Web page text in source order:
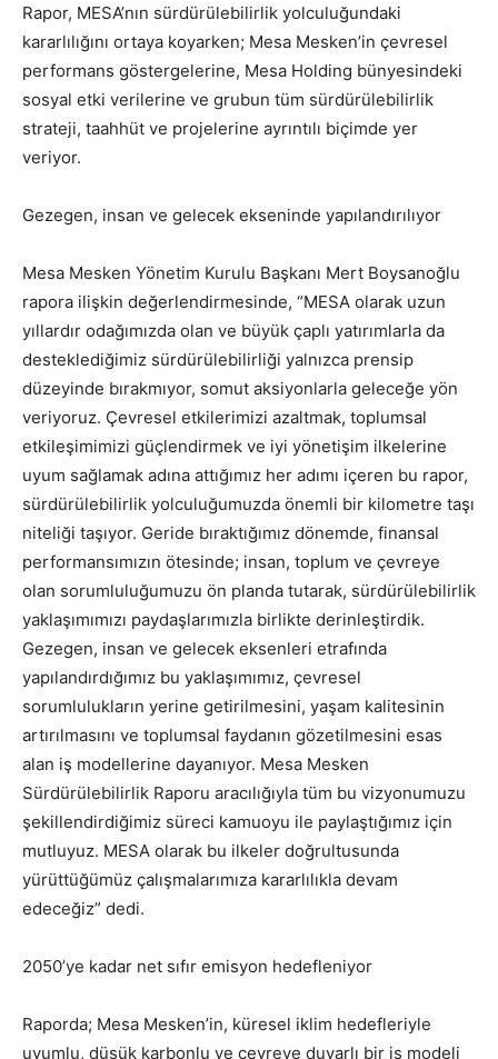
Rapor, MESA’nın sürdürülebilirlik yolculuğundaki
kararlılığını ortaya koyarken; Mesa Mesken’in çevresel
performans göstergelerine, Mesa Holding bünyesindeki
sosyal etki verilerine ve grubun tüm sürdürülebilirlik
strateji, taahhüt ve projelerine ayrıntılı biçimde yer
veriyor.
Gezegen, insan ve gelecek ekseninde yapılandırılıyor
Mesa Mesken Yönetim Kurulu Başkanı Mert Boysanoğlu
rapora ilişkin değerlendirmesinde, “MESA olarak uzun
yıllardır odağımızda olan ve büyük çaplı yatırımlarla da
desteklediğimiz sürdürülebilirliği yalnızca prensip
düzeyinde bırakmıyor, somut aksiyonlarla geleceğe yön
veriyoruz. Çevresel etkilerimizi azaltmak, toplumsal
etkileşimimizi güçlendirmek ve iyi yönetişim ilkelerine
uyum sağlamak adına attığımız her adımı içeren bu rapor,
sürdürülebilirlik yolculuğumuzda önemli bir kilometre taşı
niteliği taşıyor. Geride bıraktığımız dönemde, finansal
performansımızın ötesinde; insan, toplum ve çevreye
olan sorumluluğumuzu ön planda tutarak, sürdürülebilirlik
yaklaşımımızı paydaşlarımızla birlikte derinleştirdik.
Gezegen, insan ve gelecek eksenleri etrafında
yapılandırdığımız bu yaklaşımımız, çevresel
sorumlulukların yerine getirilmesini, yaşam kalitesinin
artırılmasını ve toplumsal faydanın gözetilmesini esas
alan iş modellerine dayanıyor. Mesa Mesken
Sürdürülebilirlik Raporu aracılığıyla tüm bu vizyonumuzu
şekillendirdiğimiz süreci kamuoyu ile paylaştığımız için
mutluyuz. MESA olarak bu ilkeler doğrultusunda
yürüttüğümüz çalışmalarımıza kararlılıkla devam
edeceğiz” dedi.
2050’ye kadar net sıfır emisyon hedefleniyor
Raporda; Mesa Mesken’in, küresel iklim hedefleriyle
uyumlu, düşük karbonlu ve çevreye duyarlı bir iş modeli